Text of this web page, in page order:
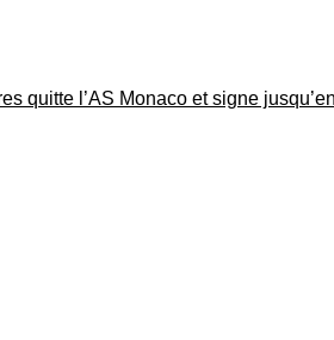
quitte l’AS Monaco et signe